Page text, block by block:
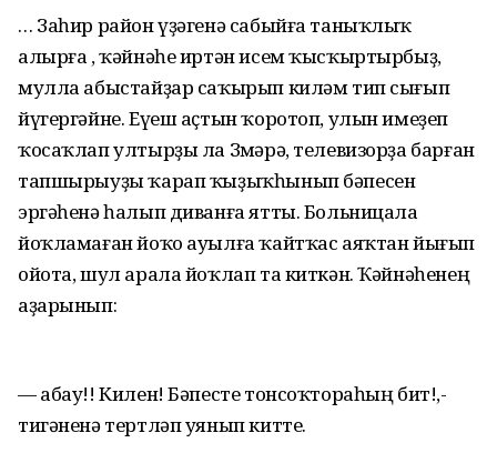
… Заһир район үҙәгенә сабыйға таныҡлыҡ
алырға , ҡәйнәһе иртән исем ҡысҡыртырбыҙ,
мулла абыстайҙар саҡырып киләм тип сығып
йүгергәйне. Еүеш аҫтын ҡоротоп, улын имеҙеп
ҡосаҡлап ултырҙы ла Зөмәрә, телевизорҙа барған
тапшырыуҙы ҡарап ҡыҙыҡһынып бәпесен
эргәһенә һалып диванға ятты. Больницала
йоҡламаған йоҡо ауылға ҡайтҡас аяҡтан йығып
ойота, шул арала йоҡлап та киткән. Ҡәйнәһенең
аҙарынып:
— абау!! Килен! Бәпесте тонсоҡтораһың бит!,-
тигәненә тертләп уянып китте.